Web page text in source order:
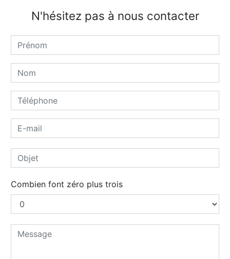
N'hésitez pas à nous contacter
Combien font zéro plus trois